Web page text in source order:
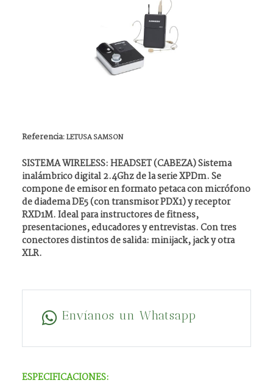
Referencia:LETUSA SAMSON
SISTEMA WIRELESS: HEADSET (CABEZA) Sistema
inalámbrico digital 2.4Ghz de la serie XPDm. Se
compone de emisor en formato petaca con micrófono
de diadema DE5 (con transmisor PDX1) y receptor
RXD1M. Ideal para instructores de fitness,
presentaciones, educadores y entrevistas. Con tres
conectores distintos de salida: minijack, jack y otra
XLR.
Envíanos un Whatsapp
ESPECIFICACIONES: